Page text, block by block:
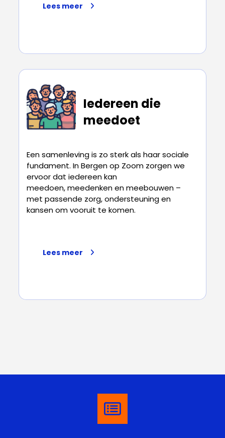
Lees meer
Iedereen die
meedoet
Een samenleving is zo sterk als haar sociale
fundament. In Bergen op Zoom zorgen we
ervoor dat iedereen kan
meedoen, meedenken en meebouwen –
met passende zorg, ondersteuning en
kansen om vooruit te komen.
Lees meer